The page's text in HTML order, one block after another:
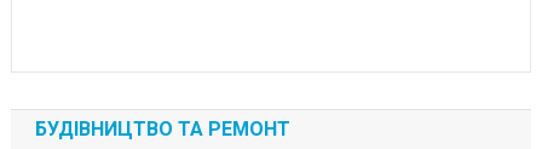
БУДІВНИЦТВО ТА РЕМОНТ